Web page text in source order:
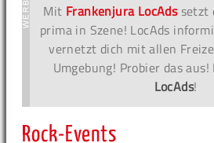
Mit Frankenjura LocAdssetzt
prima in Szene! LocAds
vernetzt dich mit allen
Umgebung! Probier das
LocAds!
Rock-Events